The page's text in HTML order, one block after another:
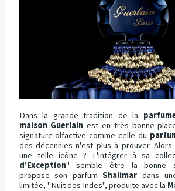
Dans la grande tradition de la
maison Guerlain est en très bonne
signature olfactive comme celle du
des décennies n'est plus à prouver.
une telle icône ? L'intégrer à sa
d'Exception" semble être la bonne
propose son parfumShalimar dans
limitée, "Nuit des Indes", produite avec la